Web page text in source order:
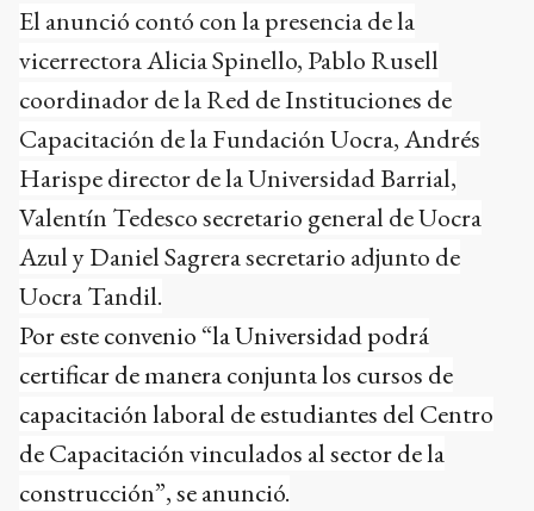
El anunció contó con la presencia de la
vicerrectora Alicia Spinello, Pablo Rusell
coordinador de la Red de Instituciones de
Capacitación de la Fundación Uocra, Andrés
Harispe director de la Universidad Barrial,
Valentín Tedesco secretario general de Uocra
Azul y Daniel Sagrera secretario adjunto de
Uocra Tandil.
Por este convenio “la Universidad podrá
certificar de manera conjunta los cursos de
capacitación laboral de estudiantes del Centro
de Capacitación vinculados al sector de la
construcción”, se anunció.